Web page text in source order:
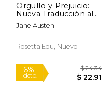
6%
dcto. $ 20.32
Orgullo y Prejuicio:
Nueva Traducción al
Español
Jane Austen
Rosetta Edu, Nuevo